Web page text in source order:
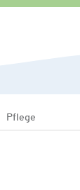
Pflege